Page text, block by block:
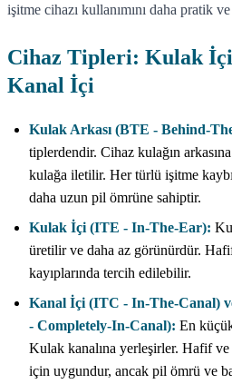
işitme cihazı kullanımını daha pratik
Cihaz Tipleri: Kulak
Kanal İçi
Kulak Arkası (BTE - Behind-
tiplerdendir. Cihaz kulağın
kulağa iletilir. Her türlü işitme
daha uzun pil ömrüne sahiptir.
Kulak İçi (ITE - In-The-Ear):
üretilir ve daha az görünürdür.
kayıplarında tercih edilebilir.
Kanal İçi (ITC - In-The-Canal)
- Completely-In-Canal): En
Kulak kanalına yerleşirler. Hafif ve
için uygundur, ancak pil ömrü ve